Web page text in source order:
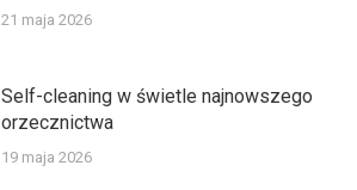
21 maja 2026
Self-cleaning w świetle najnowszego
orzecznictwa
19 maja 2026